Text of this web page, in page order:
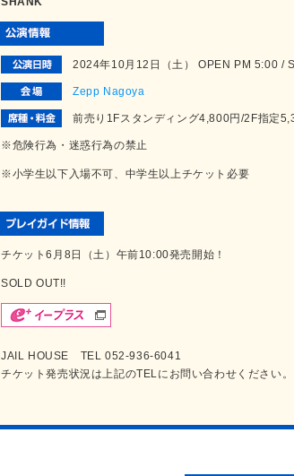
2024年10月12日（土） OPEN PM 5:00 /
Zepp Nagoya
前売り1Fスタンディング4,800円/2F指定
※危険行為・迷惑行為の禁止
※小学生以下入場不可、中学生以上チケット必要
チケット6月8日（土）午前10:00発売開始！
SOLD OUT!!
JAIL HOUSE TEL 052-936-6041
チケット発売状況は上記のTELにお問い合わせください。